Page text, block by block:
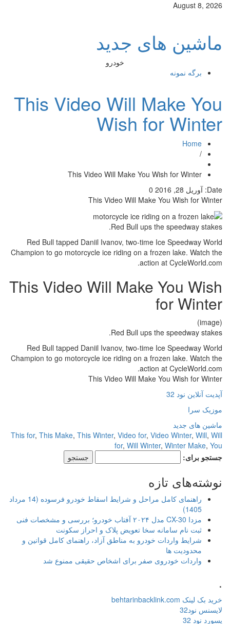
August 8, 2026
ماشین های جدید
خودرو
برگه نمونه
This Video Will Make You
Wish for Winter
Home
/
This Video Will Make You Wish for Winter
Date: آوریل 28, 2016
0
This Video Will Make You Wish for Winter
Red Bull ups the speedway stakes.
Red Bull tapped Daniil Ivanov, two-time Ice Speedway World
Champion to go motorcycle ice riding on a frozen lake. Watch the
action at CycleWorld.com.
This Video Will Make You Wish
for Winter
Red Bull ups the speedway stakes.
Red Bull tapped Daniil Ivanov, two-time Ice Speedway World
Champion to go motorcycle ice riding on a frozen lake. Watch the
action at CycleWorld.com.
This Video Will Make You Wish for Winter
آپدیت آنلاین نود 32
موزیک سرا
ماشین های جدید
This for,This Make,This Winter,Video for,Video Winter,Will,Will
for,Will Winter,Winter Make,You
جستجو برای:
نوشته‌های تازه
راهنمای کامل مراحل و شرایط اسقاط خودرو فرسوده (14 مرداد
1405)
مزدا CX-30 مدل ۲۰۲۴ آفتاب خودرو؛ بررسی و مشخصات فنی
ثبت نام سامانه سخا تعویض پلاک و احراز سکونت
شرایط واردات خودرو به مناطق آزاد، راهنمای کامل قوانین و
محدودیت ها
واردات خودروی صفر برای اشخاص حقیقی ممنوع شد
خرید بک لینک behtarinbacklink.com
لایسنس نود32
پسورد نود 32